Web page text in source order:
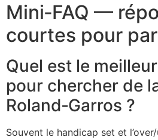
Mini‑FAQ —
courtes pour
Quel est le
pour chercher de
Roland‑Garros ?
Souvent le handicap set et